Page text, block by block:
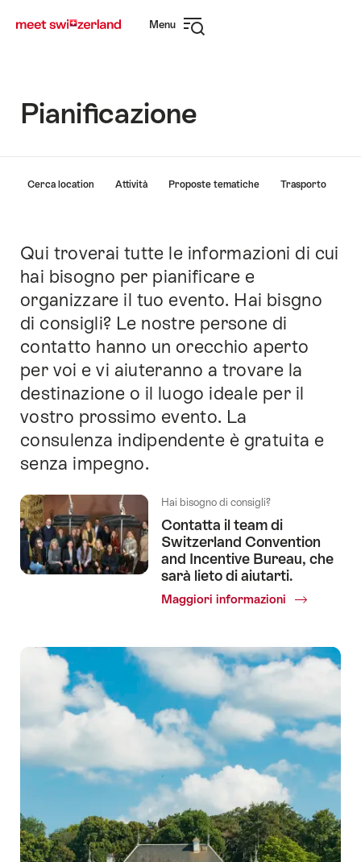
rapida
Menu
Pianificazione
conducono
direttamente
ai
punti
di
di
questo
sito.
Cerca location Attività Proposte tematiche Trasporto
Introduzione
Qui troverai tutte le informazioni di cui
hai bisogno per pianificare e
organizzare il tuo evento. Hai bisgno
di consigli? Le nostre persone di
contatto hanno un orecchio aperto
per voi e vi aiuteranno a trovare la
destinazione o il luogo ideale per il
vostro prossimo evento. La
consulenza indipendente è gratuita e
senza impegno.
Hai bisogno di consigli?
Contatta il team di
Switzerland Convention
and Incentive Bureau, che
sarà lieto di aiutarti.
Maggiori informazioni